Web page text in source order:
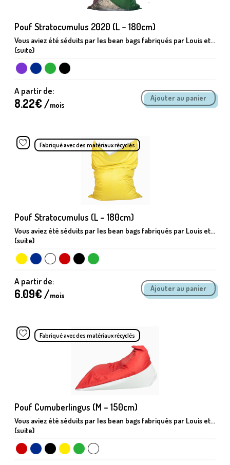
Pouf Stratocumulus 2020 (L – 180cm)
Vous aviez été séduits par les bean bags fabriqués par Louis et...
(suite)
A partir de:
8.22€ /mois
Fabriqué avec des matériaux récyclés
Pouf Stratocumulus (L – 180cm)
Vous aviez été séduits par les bean bags fabriqués par Louis et...
(suite)
A partir de:
6.09€ /mois
Fabriqué avec des matériaux récyclés
Pouf Cumuberlingus (M – 150cm)
Vous aviez été séduits par les bean bags fabriqués par Louis et...
(suite)